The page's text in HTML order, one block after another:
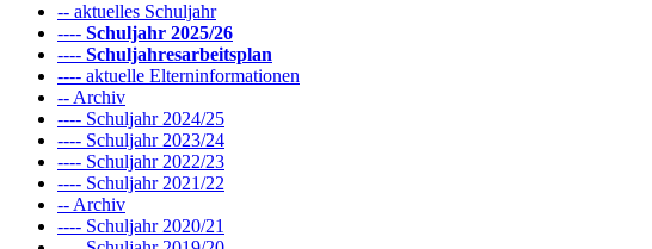
-- aktuelles Schuljahr
---- Schuljahr 2025/26
---- Schuljahresarbeitsplan
---- aktuelle Elterninformationen
-- Archiv
---- Schuljahr 2024/25
---- Schuljahr 2023/24
---- Schuljahr 2022/23
---- Schuljahr 2021/22
-- Archiv
---- Schuljahr 2020/21